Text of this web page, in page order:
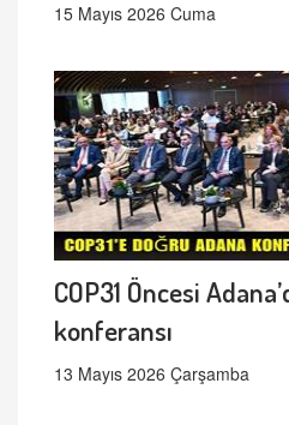
15 Mayıs 2026 Cuma
COP31 Öncesi
konferansı
13 Mayıs 2026 Çarşamba